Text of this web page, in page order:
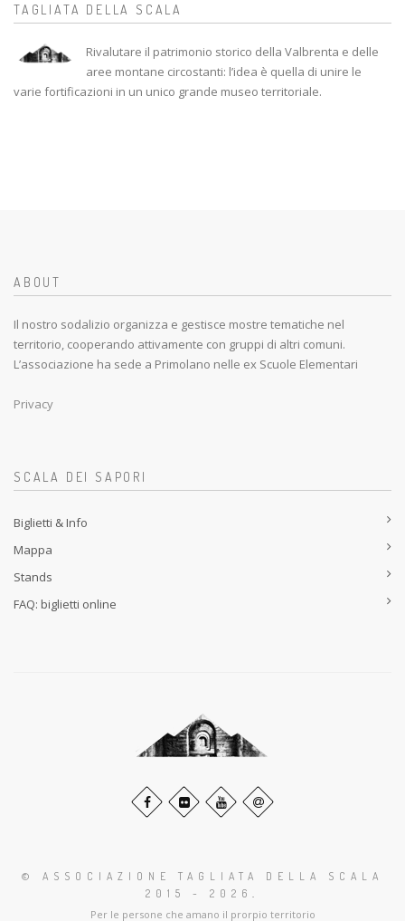
TAGLIATA DELLA SCALA
Rivalutare il patrimonio storico della Valbrenta e delle
aree montane circostanti: l’idea è quella di unire le
varie fortificazioni in un unico grande museo territoriale.
ABOUT
Il nostro sodalizio organizza e gestisce mostre tematiche nel
territorio, cooperando attivamente con gruppi di altri comuni.
L’associazione ha sede a Primolano nelle ex Scuole Elementari
Privacy
SCALA DEI SAPORI
Biglietti & Info
Mappa
Stands
FAQ: biglietti online
© ASSOCIAZIONE TAGLIATA DELLA SCALA
2015 - 2026
Per le persone che amano il prorpio territorio